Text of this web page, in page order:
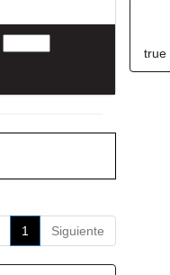
1 Siguiente
true